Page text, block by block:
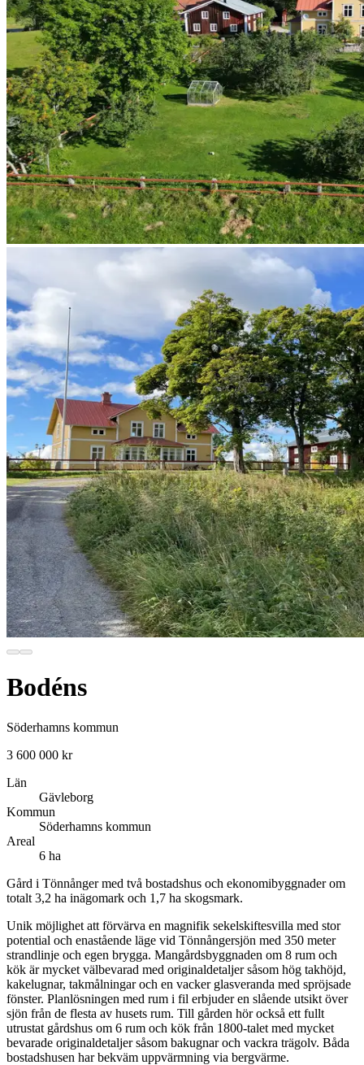
Bodéns
Söderhamns kommun
3 600 000 kr
Län
Gävleborg
Kommun
Söderhamns kommun
Areal
6 ha
Gård i Tönnånger med två bostadshus och ekonomibyggnader om
totalt 3,2 ha inägomark och 1,7 ha skogsmark.
Unik möjlighet att förvärva en magnifik sekelskiftesvilla med stor
potential och enastående läge vid Tönnångersjön med 350 meter
strandlinje och egen brygga. Mangårdsbyggnaden om 8 rum och
kök är mycket välbevarad med originaldetaljer såsom hög takhöjd,
kakelugnar, takmålningar och en vacker glasveranda med spröjsade
fönster. Planlösningen med rum i fil erbjuder en slående utsikt över
sjön från de flesta av husets rum. Till gården hör också ett fullt
utrustat gårdshus om 6 rum och kök från 1800-talet med mycket
bevarade originaldetaljer såsom bakugnar och vackra trägolv. Båda
bostadshusen har bekväm uppvärmning via bergvärme.